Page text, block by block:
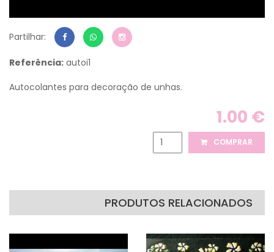
Partilhar:
Referência: autoi1
Autocolantes para decoração de unhas.
1.00 €
COMPRAR
PRODUTOS RELACIONADOS